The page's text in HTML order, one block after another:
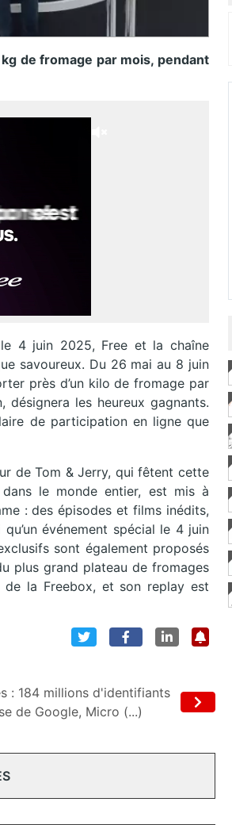
de fromage par mois, pendant
le 4 juin 2025, Free et la chaîne
savoureux. Du 26 mai au 8 juin
près d’un kilo de fromage par
les heureux gagnants.
de participation en ligne que
de Tom & Jerry, qui fêtent cette
dans le monde entier, est mis à
: des épisodes et films inédits,
événement spécial le 4 juin
sont également proposés
plus grand plateau de fromages
de la Freebox, et son replay est
: 184 millions d'identifiants
de Google, Micro (...)